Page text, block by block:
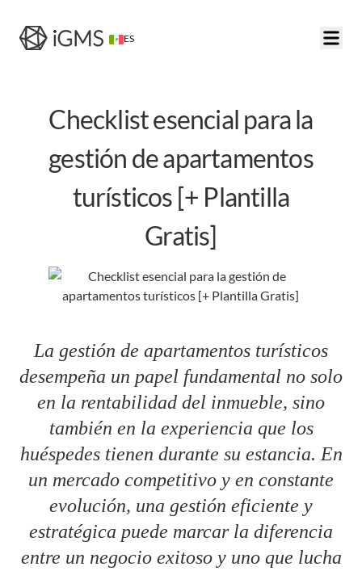
ES
Checklist esencial para la
gestión de apartamentos
turísticos [+ Plantilla
Gratis]
La gestión de apartamentos turísticos
desempeña un papel fundamental no solo
en la rentabilidad del inmueble, sino
también en la experiencia que los
huéspedes tienen durante su estancia. En
un mercado competitivo y en constante
evolución, una gestión eficiente y
estratégica puede marcar la diferencia
entre un negocio exitoso y uno que lucha